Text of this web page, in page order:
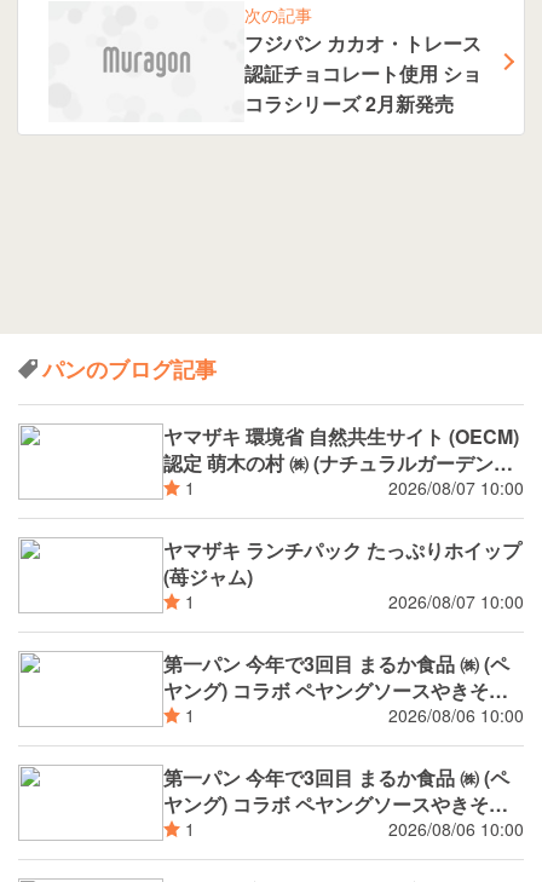
次の記事
フジパン カカオ・トレース
認証チョコレート使用 ショ
コラシリーズ 2月新発売
パンのブログ記事
ヤマザキ 環境省 自然共生サイト (OECM)
認定 萌木の村 ㈱ (ナチュラルガーデンズ
MOEGI) コラボ ランチパック シャインマ
スカットジャム と 白桃ジャム
1 2026/08/07 10:00
ヤマザキ ランチパック たっぷりホイップ
(苺ジャム)
1 2026/08/07 10:00
第一パン 今年で3回目 まるか食品 ㈱ (ペ
ヤング) コラボ ペヤングソースやきそば
揚げパン
1 2026/08/06 10:00
第一パン 今年で3回目 まるか食品 ㈱ (ペ
ヤング) コラボ ペヤングソースやきそば
パン1 2026/08/06 10:00